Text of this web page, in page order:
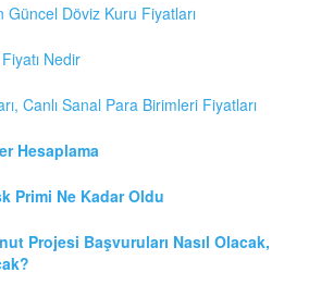
Güncel Döviz Kuru Fiyatları
Fiyatı Nedir
Canlı Sanal Para Birimleri Fiyatları
Hesaplama
Primi Ne Kadar Oldu
Projesi Başvuruları Nasıl Olacak,